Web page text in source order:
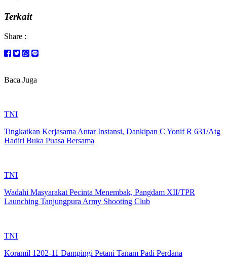
Terkait
Share :
Baca Juga
TNI
Tingkatkan Kerjasama Antar Instansi, Dankipan C Yonif R 631/Atg
Hadiri Buka Puasa Bersama
TNI
Wadahi Masyarakat Pecinta Menembak, Pangdam XII/TPR
Launching Tanjungpura Army Shooting Club
TNI
Koramil 1202-11 Dampingi Petani Tanam Padi Perdana